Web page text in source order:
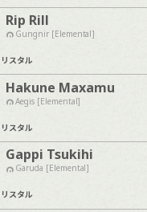
Rip Rill
Gungnir [Elemental]
スタル
Hakune Maxamu
Aegis [Elemental]
スタル
Gappi Tsukihi
Garuda [Elemental]
スタル